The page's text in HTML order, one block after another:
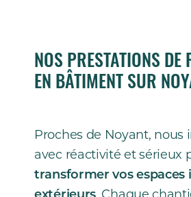
NOS PRESTATIONS DE
EN BÂTIMENT SUR
Proches de Noyant, nous
avec réactivité et sérieux
transformer vos espaces
extérieurs. Chaque